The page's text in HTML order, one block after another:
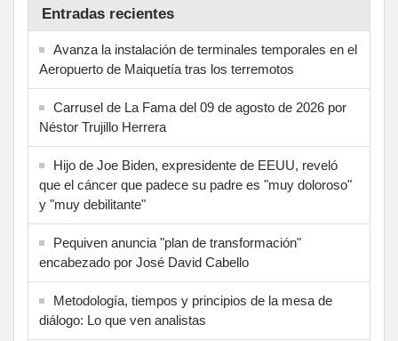
Entradas recientes
Avanza la instalación de terminales temporales en el
Aeropuerto de Maiquetía tras los terremotos
Carrusel de La Fama del 09 de agosto de 2026 por
Néstor Trujillo Herrera
Hijo de Joe Biden, expresidente de EEUU, reveló
que el cáncer que padece su padre es "muy doloroso"
y "muy debilitante"
Pequiven anuncia "plan de transformación"
encabezado por José David Cabello
Metodología, tiempos y principios de la mesa de
diálogo: Lo que ven analistas